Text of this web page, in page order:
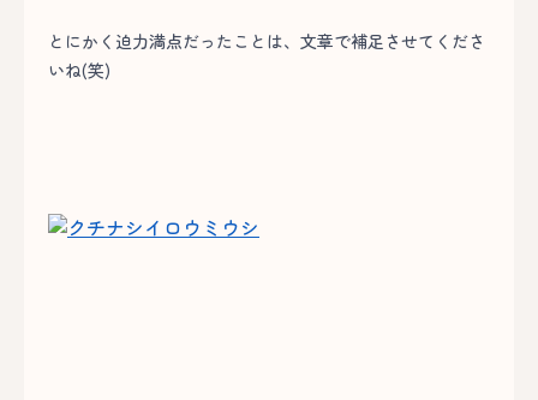
とにかく迫力満点だったことは、文章で補足させてくださ
いね(笑)